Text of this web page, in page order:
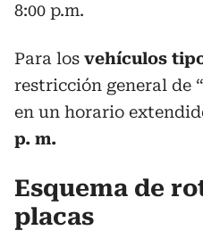
8:00 p.m.
Para los vehículos
restricción general de
en un horario
p. m.
Esquema de
placas